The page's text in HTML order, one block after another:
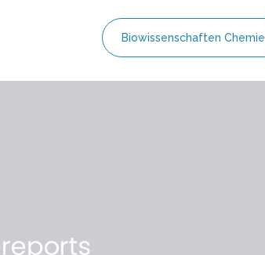
Biowissenschaften Chemie